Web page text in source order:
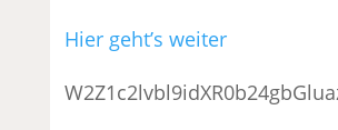
Hier geht’s weiter